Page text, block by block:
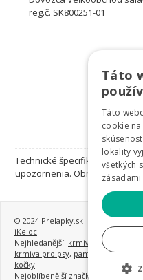
reg.č. SK800251-01
Technické špecifikácie sa
upozornenia. Obrázky majú
© 2024 Prelapky.sk
iKeloc
Nejhledanější: krmivo pro psy
krmiva pro psy, pamlsky pro psy,
kočky
Nejoblíbenější značky:
Monge,
Táto
Táto
cookie
lokality
všetkých